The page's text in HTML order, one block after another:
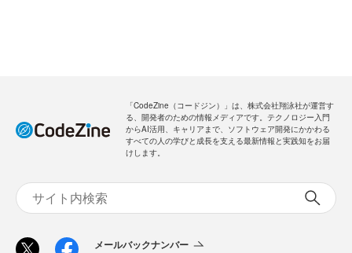
「CodeZine（コードジン）」は、株式会社翔泳社が運営す
る、開発者のための情報メディアです。テクノロジー入門
からAI活用、キャリアまで、ソフトウェア開発にかかわる
すべての人の学びと成長を支える最新情報と実践知をお届
けします。
メールバックナンバー